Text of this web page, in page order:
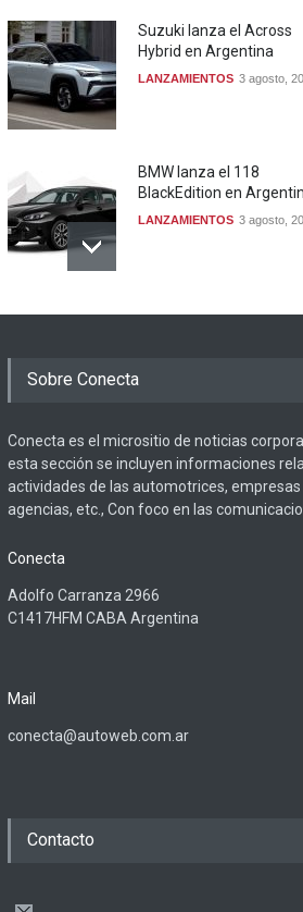
Suzuki lanza el Across
Hybrid en Argentina
LANZAMIENTOS 3 agosto,
BMW lanza el 118
BlackEdition en
LANZAMIENTOS 3 agosto,
Sobre Conecta
Conecta es el micrositio de noticias
esta sección se incluyen informaciones
actividades de las automotrices,
agencias, etc., Con foco en las
Conecta
Adolfo Carranza 2966
C1417HFM CABA Argentina
Mail
conecta@autoweb.com.ar
Contacto